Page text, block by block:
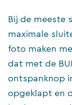
Bij de meeste
maximale
foto maken
dat met de
ontspanknop
opgeklapt en